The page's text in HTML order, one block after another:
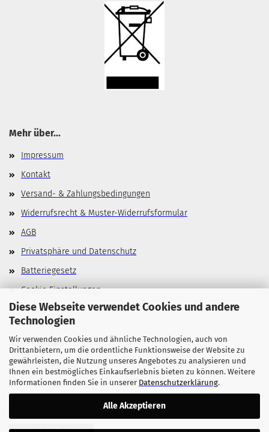
Diese Webseite verwendet Cookies und andere
Technologien
Wir verwenden Cookies und ähnliche Technologien, auch von
Drittanbietern, um die ordentliche Funktionsweise der Website zu
gewährleisten, die Nutzung unseres Angebotes zu analysieren und
Ihnen ein bestmögliches Einkaufserlebnis bieten zu können. Weitere
Informationen finden Sie in unserer Datenschutzerklärung.
Alle Akzeptieren
Mehr über...
Impressum
Kontakt
Versand- & Zahlungsbedingungen
Widerrufsrecht & Muster-Widerrufsformular
AGB
Privatsphäre und Datenschutz
Batteriegesetz
Cookie Einstellungen
Allgemeines
Stellenangebote